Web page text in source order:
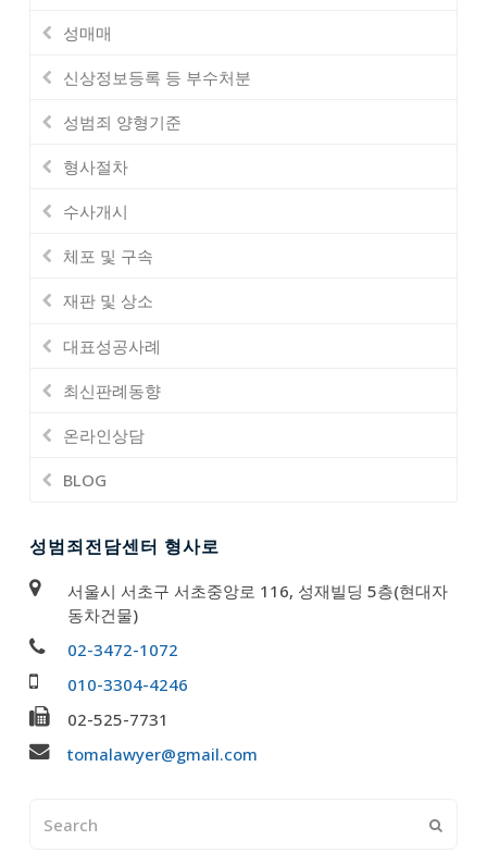
성매매
신상정보등록 등 부수처분
성범죄 양형기준
형사절차
수사개시
체포 및 구속
재판 및 상소
대표성공사례
최신판례동향
온라인상담
BLOG
성범죄전담센터 형사로
서울시 서초구 서초중앙로 116, 성재빌딩 5층(현대자
동차건물)
02-3472-1072
010-3304-4246
02-525-7731
tomalawyer@gmail.com